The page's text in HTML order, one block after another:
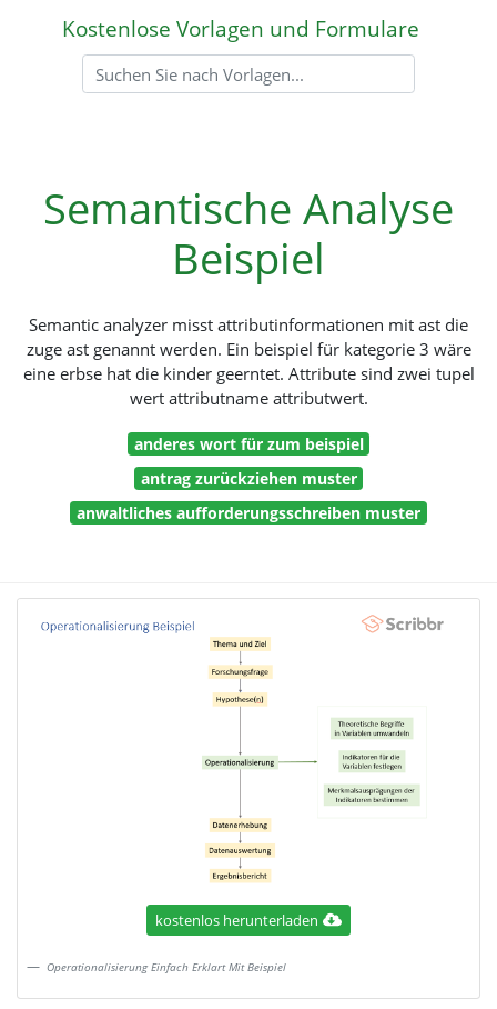
Kostenlose Vorlagen und Formulare
Semantische Analyse
Beispiel
Semantic analyzer misst attributinformationen mit ast die
zuge ast genannt werden. Ein beispiel für kategorie 3 wäre
eine erbse hat die kinder geerntet. Attribute sind zwei tupel
wert attributname attributwert.
anderes wort für zum beispiel
antrag zurückziehen muster
anwaltliches aufforderungsschreiben muster
kostenlos herunterladen
Operationalisierung Einfach Erklart Mit Beispiel